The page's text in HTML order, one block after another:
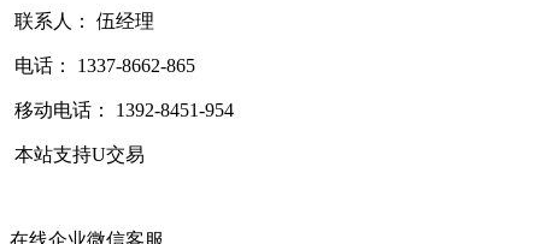
联系人： 伍经理
电话： 1337-8662-865
移动电话： 1392-8451-954
本站支持U交易
在线企业微信客服